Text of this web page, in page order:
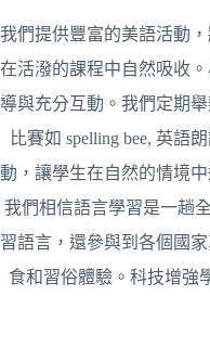
我們提供豐富的美語活動
在活潑的課程中自然吸收
導與充分互動。我們定期
比賽如 spelling bee, 英語
動，讓學生在自然的情境
我們相信語言學習是一趟
習語言，還參與到各個國
食和習俗體驗。科技增強